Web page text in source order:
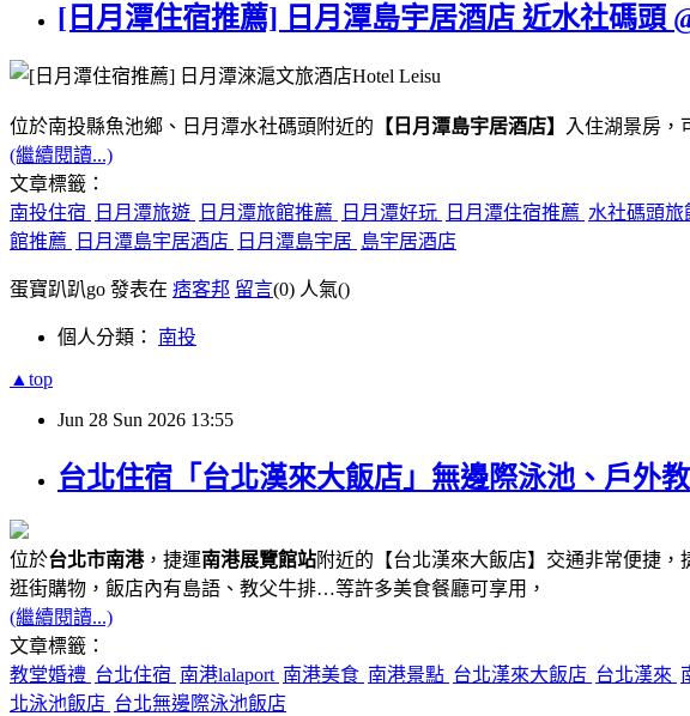
[日月潭住宿推薦] 日月潭島宇居酒店 近水社碼頭
位於南投縣魚池鄉、日月潭水社碼頭附近的 【日月潭島宇居酒店】
入住湖景房，
(繼續閱讀...)
文章標籤：
南投住宿
日月潭旅遊 日月潭旅館推薦 日月潭好玩 日月潭住宿推薦 水社碼頭旅
館推薦
日月潭島宇居酒店 日月潭島宇居 島宇居酒店
蛋寶趴趴go 發表在 痞客邦 留言(0) 人氣()
個人分類： 南投
▲top
Jun 28 Sun 2026 13:55
台北住宿「台北漢來大飯店」無邊際泳池、戶外
位於台北市南港，捷運南港展覽館站附近的【台北漢來大飯店】交通非常便捷
逛街購物，飯店內有島語、教父牛排…等許多美食餐廳可享用，
(繼續閱讀...)
文章標籤：
教堂婚禮 台北住宿 南港lalaport 南港美食 南港景點 台北漢來大飯店 台北漢來
北泳池飯店 台北無邊際泳池飯店